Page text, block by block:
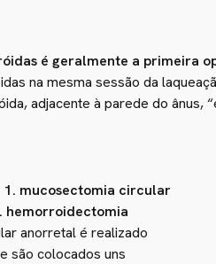
é geralmente a primeira
na mesma sessão da
adjacente à parede do ânus,
1. mucosectomia circular
hemorroidectomia
anorretal é realizado
são colocados uns